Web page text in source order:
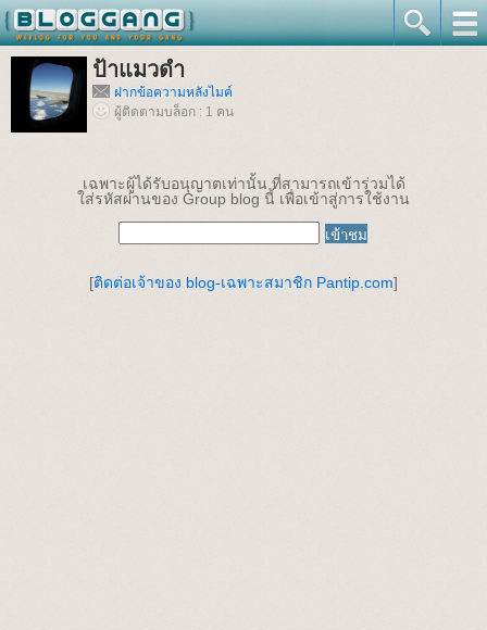
ป้าแมวดำ
ฝากข้อความหลังไมค์
ผู้ติดตามบล็อก : 1 คน
เฉพาะผู้ได้รับอนุญาตเท่านั้น ที่สามารถเข้าร่วมได้
ใส่รหัสผ่านของ Group blog นี้ เพื่อเข้าสู่การใช้งาน
[ติดต่อเจ้าของ blog-เฉพาะสมาชิก Pantip.com]